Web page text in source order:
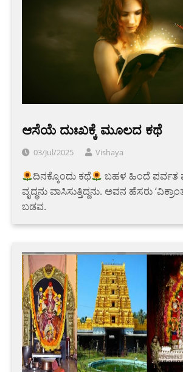
ಆಸೆಯೆ ದುಃಖಕ್ಕೆ ಮೂಲದ ಕಥೆ
03/Jul/2025 Vishaya
ದಿನಕ್ಕೊಂದು ಕಥೆ
ಬಹಳ ಹಿಂದೆ ಪರ್ವತ
ವೃದ್ಧನು ವಾಸಿಸುತ್ತಿದ್ದನು. ಅವನ ಹೆಸರು
ಬಡವ.